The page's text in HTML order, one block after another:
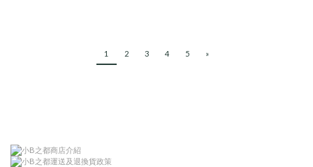
1 2 3 4 5 »